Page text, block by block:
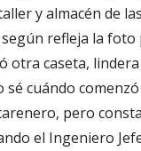
y almacén de
refleja la foto
otra caseta,
sé cuándo
pero
el Ingeniero